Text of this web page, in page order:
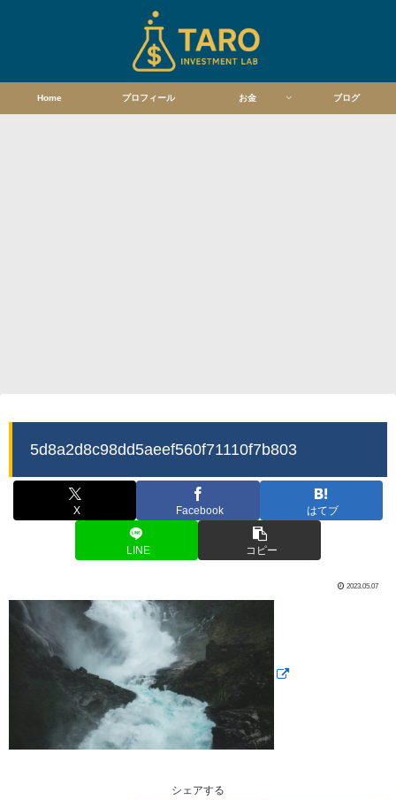
Home プロフィール お金 ブログ
5d8a2d8c98dd5aeef560f71110f7b803
X Facebook はてブ
LINE コピー
2023.05.07
シェアする